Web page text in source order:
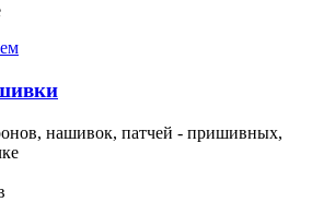
нашивок, патчей - пришивных,